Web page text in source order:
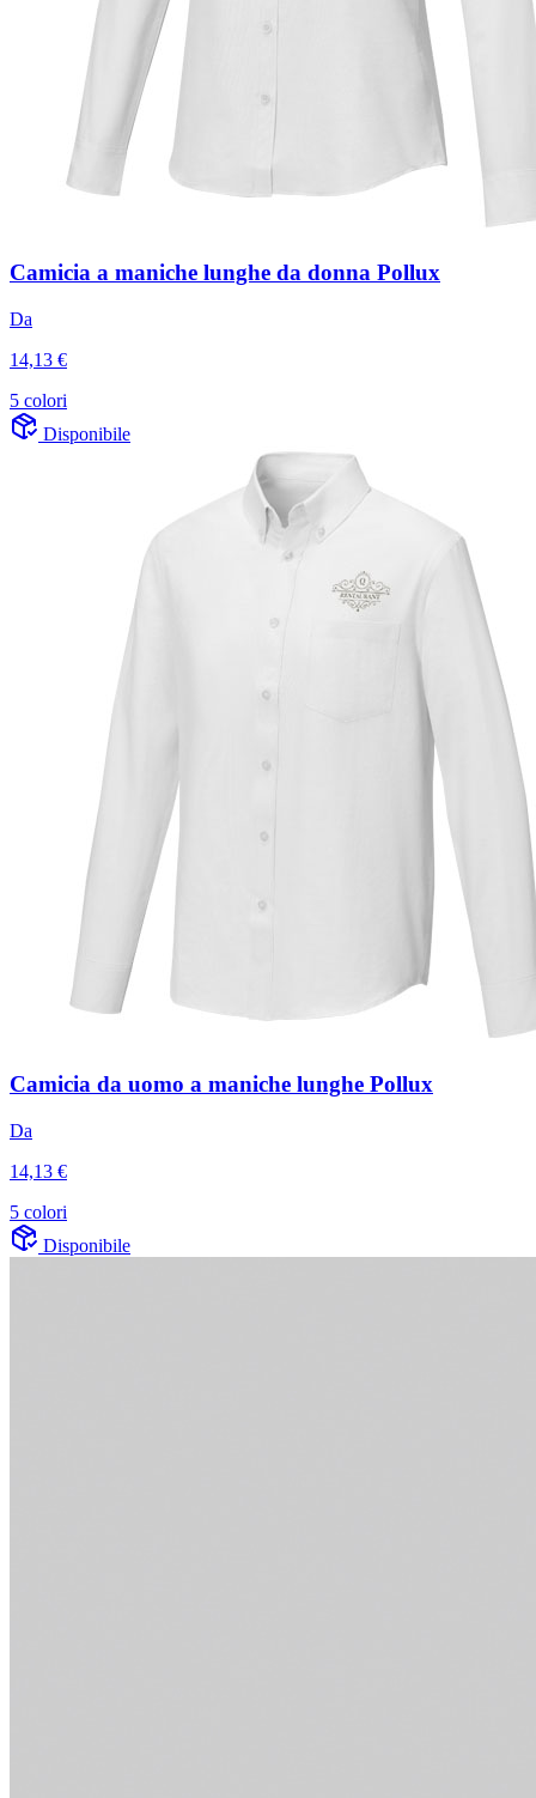
Camicia a maniche lunghe da donna Pollux
Da
14,13 €
5 colori
Disponibile
Camicia da uomo a maniche lunghe Pollux
Da
14,13 €
5 colori
Disponibile